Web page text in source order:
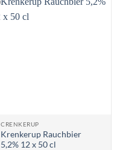
CRENKERUP
Krenkerup Rauchbier
5,2% 12 x 50 cl